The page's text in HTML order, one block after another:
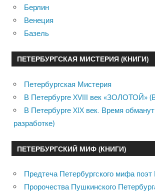
Берлин
Венеция
Базель
ПЕТЕРБУРГСКАЯ МИСТЕРИЯ (КНИГИ)
Петербургская Мистерия
В Петербурге XVIII век «ЗОЛОТОЙ»
В Петербурге XIX век. Время
разработке)
ПЕТЕРБУРГСКИЙ МИФ (КНИГИ)
Предтеча Петербургского мифа
Пророчества Пушкинского